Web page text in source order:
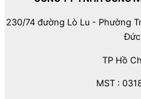
230/74 đường Lò Lu - Phường
Đức
TP Hồ
MST :